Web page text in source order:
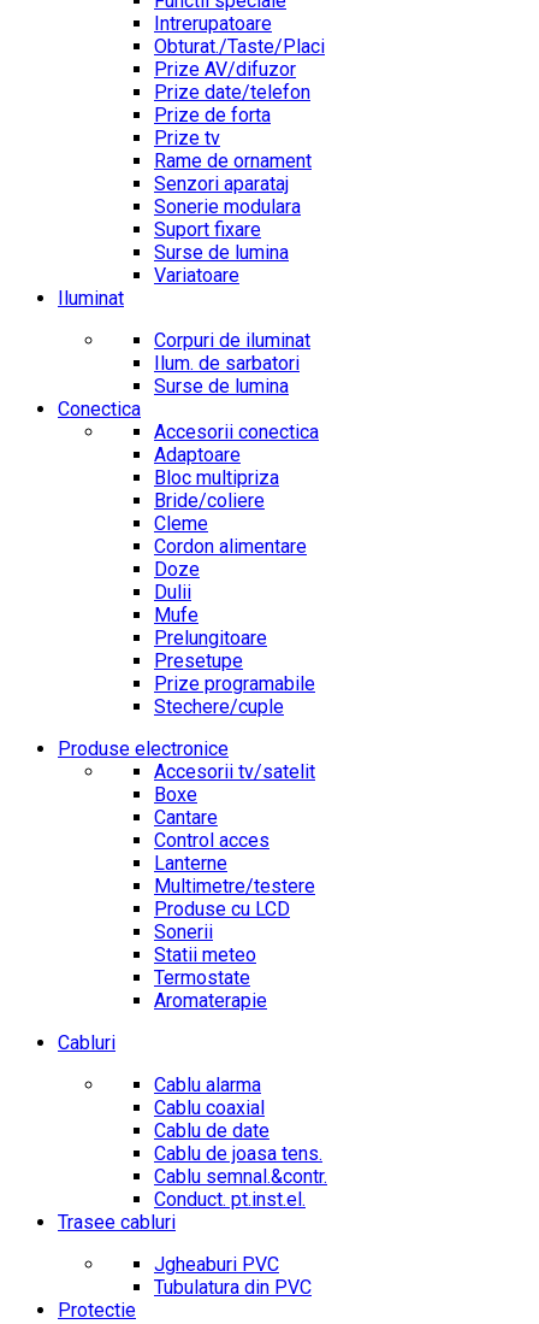
Intrerupatoare
Obturat./Taste/Placi
Prize AV/difuzor
Prize date/telefon
Prize de forta
Prize tv
Rame de ornament
Senzori aparataj
Sonerie modulara
Suport fixare
Surse de lumina
Variatoare
Iluminat
Corpuri de iluminat
Ilum. de sarbatori
Surse de lumina
Conectica
Accesorii conectica
Adaptoare
Bloc multipriza
Bride/coliere
Cleme
Cordon alimentare
Doze
Dulii
Mufe
Prelungitoare
Presetupe
Prize programabile
Stechere/cuple
Produse electronice
Accesorii tv/satelit
Boxe
Cantare
Control acces
Lanterne
Multimetre/testere
Produse cu LCD
Sonerii
Statii meteo
Termostate
Aromaterapie
Cabluri
Cablu alarma
Cablu coaxial
Cablu de date
Cablu de joasa tens.
Cablu semnal.&contr.
Conduct. pt.inst.el.
Trasee cabluri
Jgheaburi PVC
Tubulatura din PVC
Protectie